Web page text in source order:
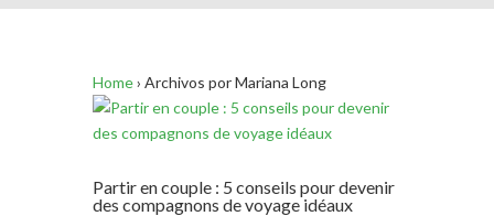
Home› Archivos por Mariana Long
Partir en couple : 5 conseils pour devenir
des compagnons de voyage idéaux